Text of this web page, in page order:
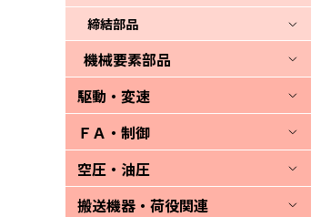
締結部品
機械要素部品
駆動・変速
ＦＡ・制御
空圧・油圧
搬送機器・荷役関連